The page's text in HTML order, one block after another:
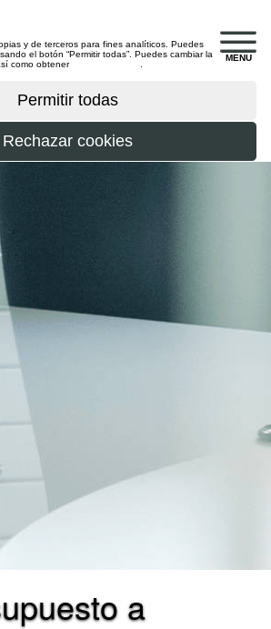
MENU
y de terceros para fines analíticos. Puedes
el botón “Permitir todas”. Puedes cambiar la
como obtener
a